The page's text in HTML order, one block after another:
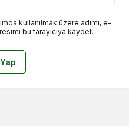
kullanılmak üzere adımı, e-
bu tarayıcıya kaydet.